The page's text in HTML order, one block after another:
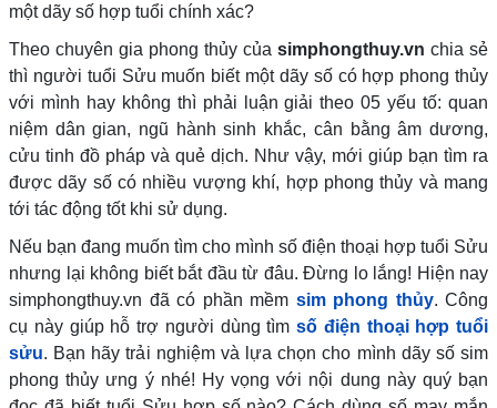
một dãy số hợp tuổi chính xác?
Theo chuyên gia phong thủy của simphongthuy.vn chia sẻ
thì người tuổi Sửu muốn biết một dãy số có hợp phong thủy
với mình hay không thì phải luận giải theo 05 yếu tố: quan
niệm dân gian, ngũ hành sinh khắc, cân bằng âm dương,
cửu tinh đồ pháp và quẻ dịch. Như vậy, mới giúp bạn tìm ra
được dãy số có nhiều vượng khí, hợp phong thủy và mang
tới tác động tốt khi sử dụng.
Nếu bạn đang muốn tìm cho mình số điện thoại hợp tuổi Sửu
nhưng lại không biết bắt đầu từ đâu. Đừng lo lắng! Hiện nay
simphongthuy.vn đã có phần mềm sim phong thủy. Công
cụ này giúp hỗ trợ người dùng tìm số điện thoại hợp tuổi
sửu. Bạn hãy trải nghiệm và lựa chọn cho mình dãy số sim
phong thủy ưng ý nhé! Hy vọng với nội dung này quý bạn